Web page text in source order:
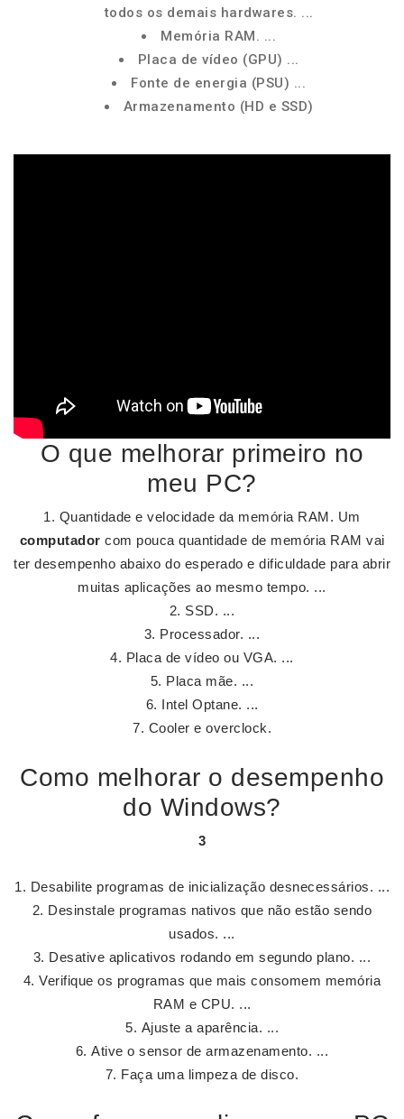
todos os demais hardwares. ...
Memória RAM. ...
Placa de vídeo (GPU) ...
Fonte de energia (PSU) ...
Armazenamento (HD e SSD)
O que melhorar primeiro no
meu PC?
Quantidade e velocidade da memória RAM. Um
computador com pouca quantidade de memória RAM vai
ter desempenho abaixo do esperado e dificuldade para abrir
muitas aplicações ao mesmo tempo. ...
SSD. ...
Processador. ...
Placa de vídeo ou VGA. ...
Placa mãe. ...
Intel Optane. ...
Cooler e overclock.
Como melhorar o desempenho
do Windows?
3
Desabilite programas de inicialização desnecessários. ...
Desinstale programas nativos que não estão sendo
usados. ...
Desative aplicativos rodando em segundo plano. ...
Verifique os programas que mais consomem memória
RAM e CPU. ...
Ajuste a aparência. ...
Ative o sensor de armazenamento. ...
Faça uma limpeza de disco.